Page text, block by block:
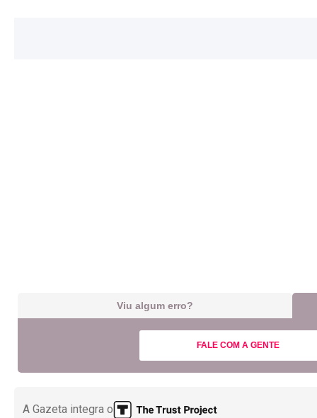
Viu algum erro?
FALE COM A GENTE
A Gazeta integra o